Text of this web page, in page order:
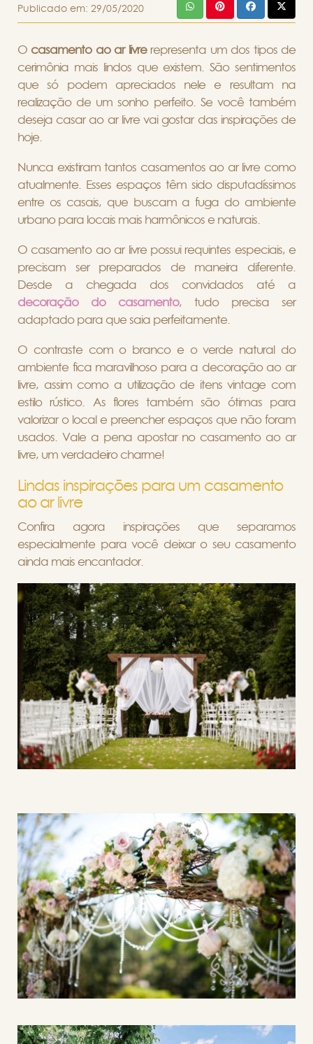
Publicado em: 29/05/2020
O casamento ao ar livrerepresenta um dos tipos de
cerimônia mais lindos que existem. São sentimentos
que só podem apreciados nele e resultam na
realização de um sonho perfeito. Se você também
deseja casar ao ar livre vai gostar das inspirações de
hoje.
Nunca existiram tantos casamentos ao ar livre como
atualmente. Esses espaços têm sido disputadíssimos
entre os casais, que buscam a fuga do ambiente
urbano para locais mais harmônicos e naturais.
O casamento ao ar livre possui requintes especiais, e
precisam ser preparados de maneira diferente.
Desde a chegada dos convidados até a
decoração do casamento, tudo precisa ser
adaptado para que saia perfeitamente.
O contraste com o branco e o verde natural do
ambiente fica maravilhoso para a decoração ao ar
livre, assim como a utilização de itens vintage com
estilo rústico. As flores também são ótimas para
valorizar o local e preencher espaços que não foram
usados. Vale a pena apostar no casamento ao ar
livre, um verdadeiro charme!
Lindas inspirações para um casamento
ao ar livre
Confira agora inspirações que separamos
especialmente para você deixar o seu casamento
ainda mais encantador.